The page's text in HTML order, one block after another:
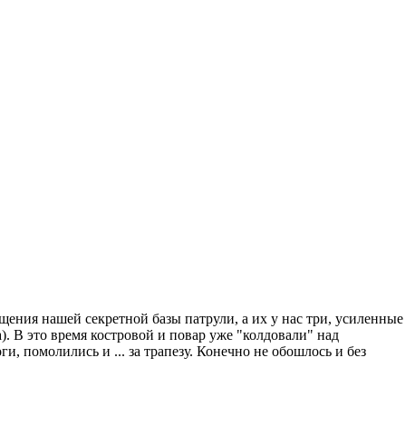
нашей секретной базы патрули, а их у нас три, усиленные
В это время костровой и повар уже "колдовали" над
помолились и ... за трапезу. Конечно не обошлось и без